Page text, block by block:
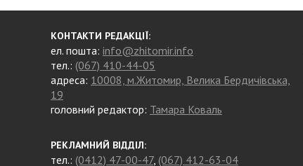
КОНТАКТИ РЕДАКЦІЇ:
ел. пошта: info@zhitomir.info
тел.: (067) 410-44-05
адреса: 10008, м.Житомир, Велика Бердичівська,
19
головний редактор: Тамара Коваль
РЕКЛАМНИЙ ВІДДІЛ:
тел.: (0412) 47-00-47, (067) 412-63-04